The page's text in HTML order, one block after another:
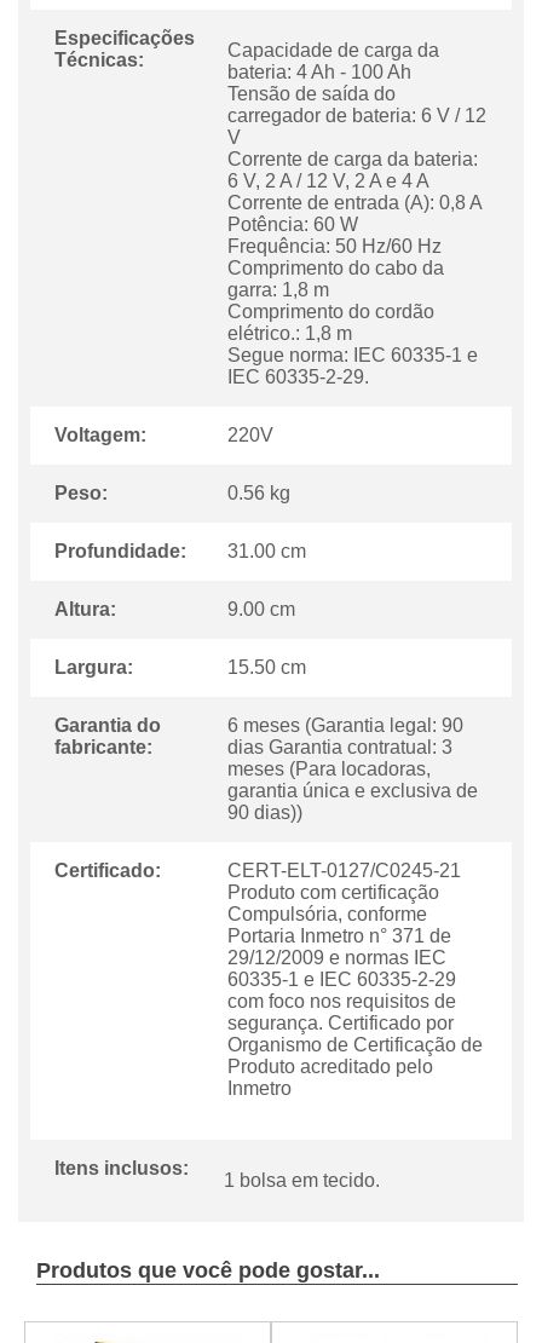
Especificações
Técnicas:
Capacidade de carga da
bateria: 4 Ah - 100 Ah
Tensão de saída do
carregador de bateria: 6 V / 12
V
Corrente de carga da bateria:
6 V, 2 A / 12 V, 2 A e 4 A
Corrente de entrada (A): 0,8 A
Potência: 60 W
Frequência: 50 Hz/60 Hz
Comprimento do cabo da
garra: 1,8 m
Comprimento do cordão
elétrico.: 1,8 m
Segue norma: IEC 60335-1 e
IEC 60335-2-29.
Voltagem: 220V
Peso: 0.56 kg
Profundidade: 31.00 cm
Altura: 9.00 cm
Largura: 15.50 cm
Garantia do
fabricante:
6 meses (Garantia legal: 90
dias Garantia contratual: 3
meses (Para locadoras,
garantia única e exclusiva de
90 dias))
Certificado:
CERT-ELT-0127/C0245-21
Produto com certificação
Compulsória, conforme
Portaria Inmetro n° 371 de
29/12/2009 e normas IEC
60335-1 e IEC 60335-2-29
com foco nos requisitos de
segurança. Certificado por
Organismo de Certificação de
Produto acreditado pelo
Inmetro
Itens inclusos:
1 bolsa em tecido.
Produtos que você pode gostar...